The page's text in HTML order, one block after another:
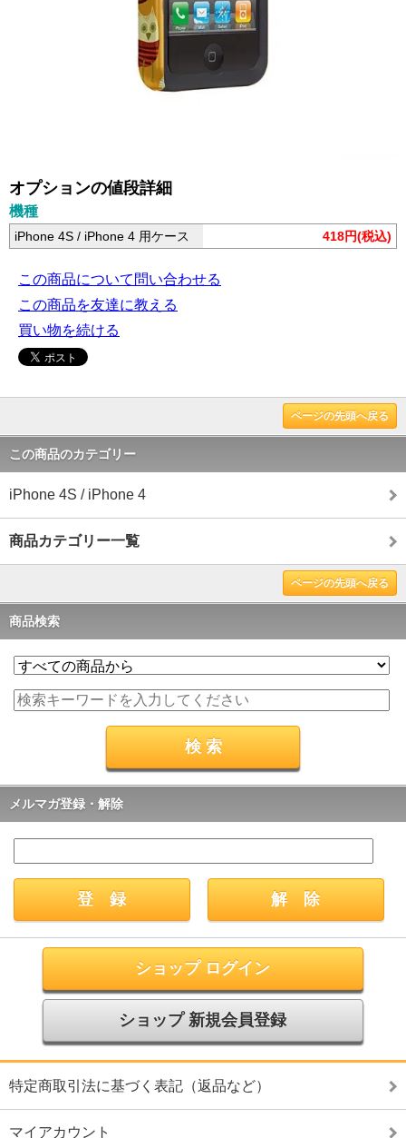
オプションの値段詳細
機種
iPhone 4S / iPhone 4 用ケース 418円(税込)
この商品について問い合わせる
この商品を友達に教える
買い物を続ける
ページの先頭へ戻る
この商品のカテゴリー
iPhone 4S / iPhone 4
商品カテゴリー一覧
ページの先頭へ戻る
商品検索
メルマガ登録・解除
ショップ ログイン
ショップ 新規会員登録
特定商取引法に基づく表記（返品など）
マイアカウント